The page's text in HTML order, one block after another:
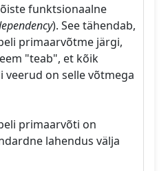
funktsionaalne
). See tähendab,
primaarvõtme järgi,
"teab", et kõik
veerud on selle võtmega
primaarvõti on
lahendus välja